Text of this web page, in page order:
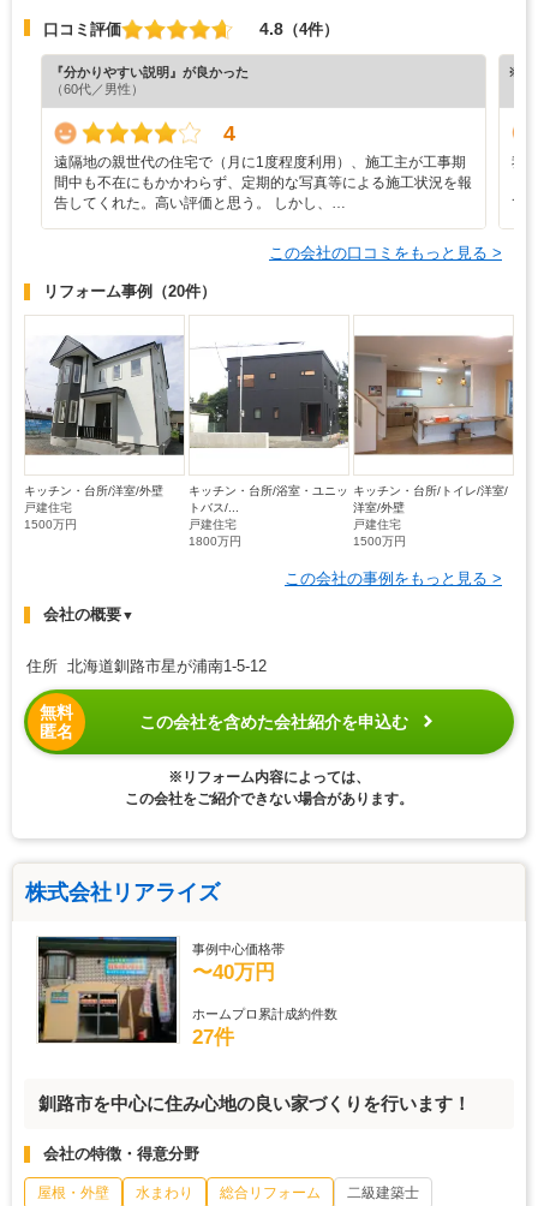
口コミ評価 4.8 （4件）
『分かりやすい説明』が良かった
（60代／男性）
4
遠隔地の親世代の住宅で（月に1度程度利用）、施工主が工事期
間中も不在にもかかわらず、定期的な写真等による施工状況を報
告してくれた。高い評価と思う。 しかし、…
※ホ
我
て
この会社の口コミをもっと見る >
リフォーム事例 （20件）
キッチン・台所/洋室/外壁
戸建住宅
1500万円
キッチン・台所/浴室・ユニッ
トバス/...
戸建住宅
1800万円
キッチン・台所/トイレ/洋室/
洋室/外壁
戸建住宅
1500万円
この会社の事例をもっと見る >
会社の概要▼
住所 北海道釧路市星が浦南1-5-12
無料
匿名
この会社を含めた会社紹介を申込む
※リフォーム内容によっては、
この会社をご紹介できない場合があります。
株式会社リアライズ
事例中心価格帯
〜40万円
ホームプロ累計成約件数
27件
釧路市を中心に住み心地の良い家づくりを行います！
会社の特徴・得意分野
屋根・外壁 水まわり 総合リフォーム
二級建築士